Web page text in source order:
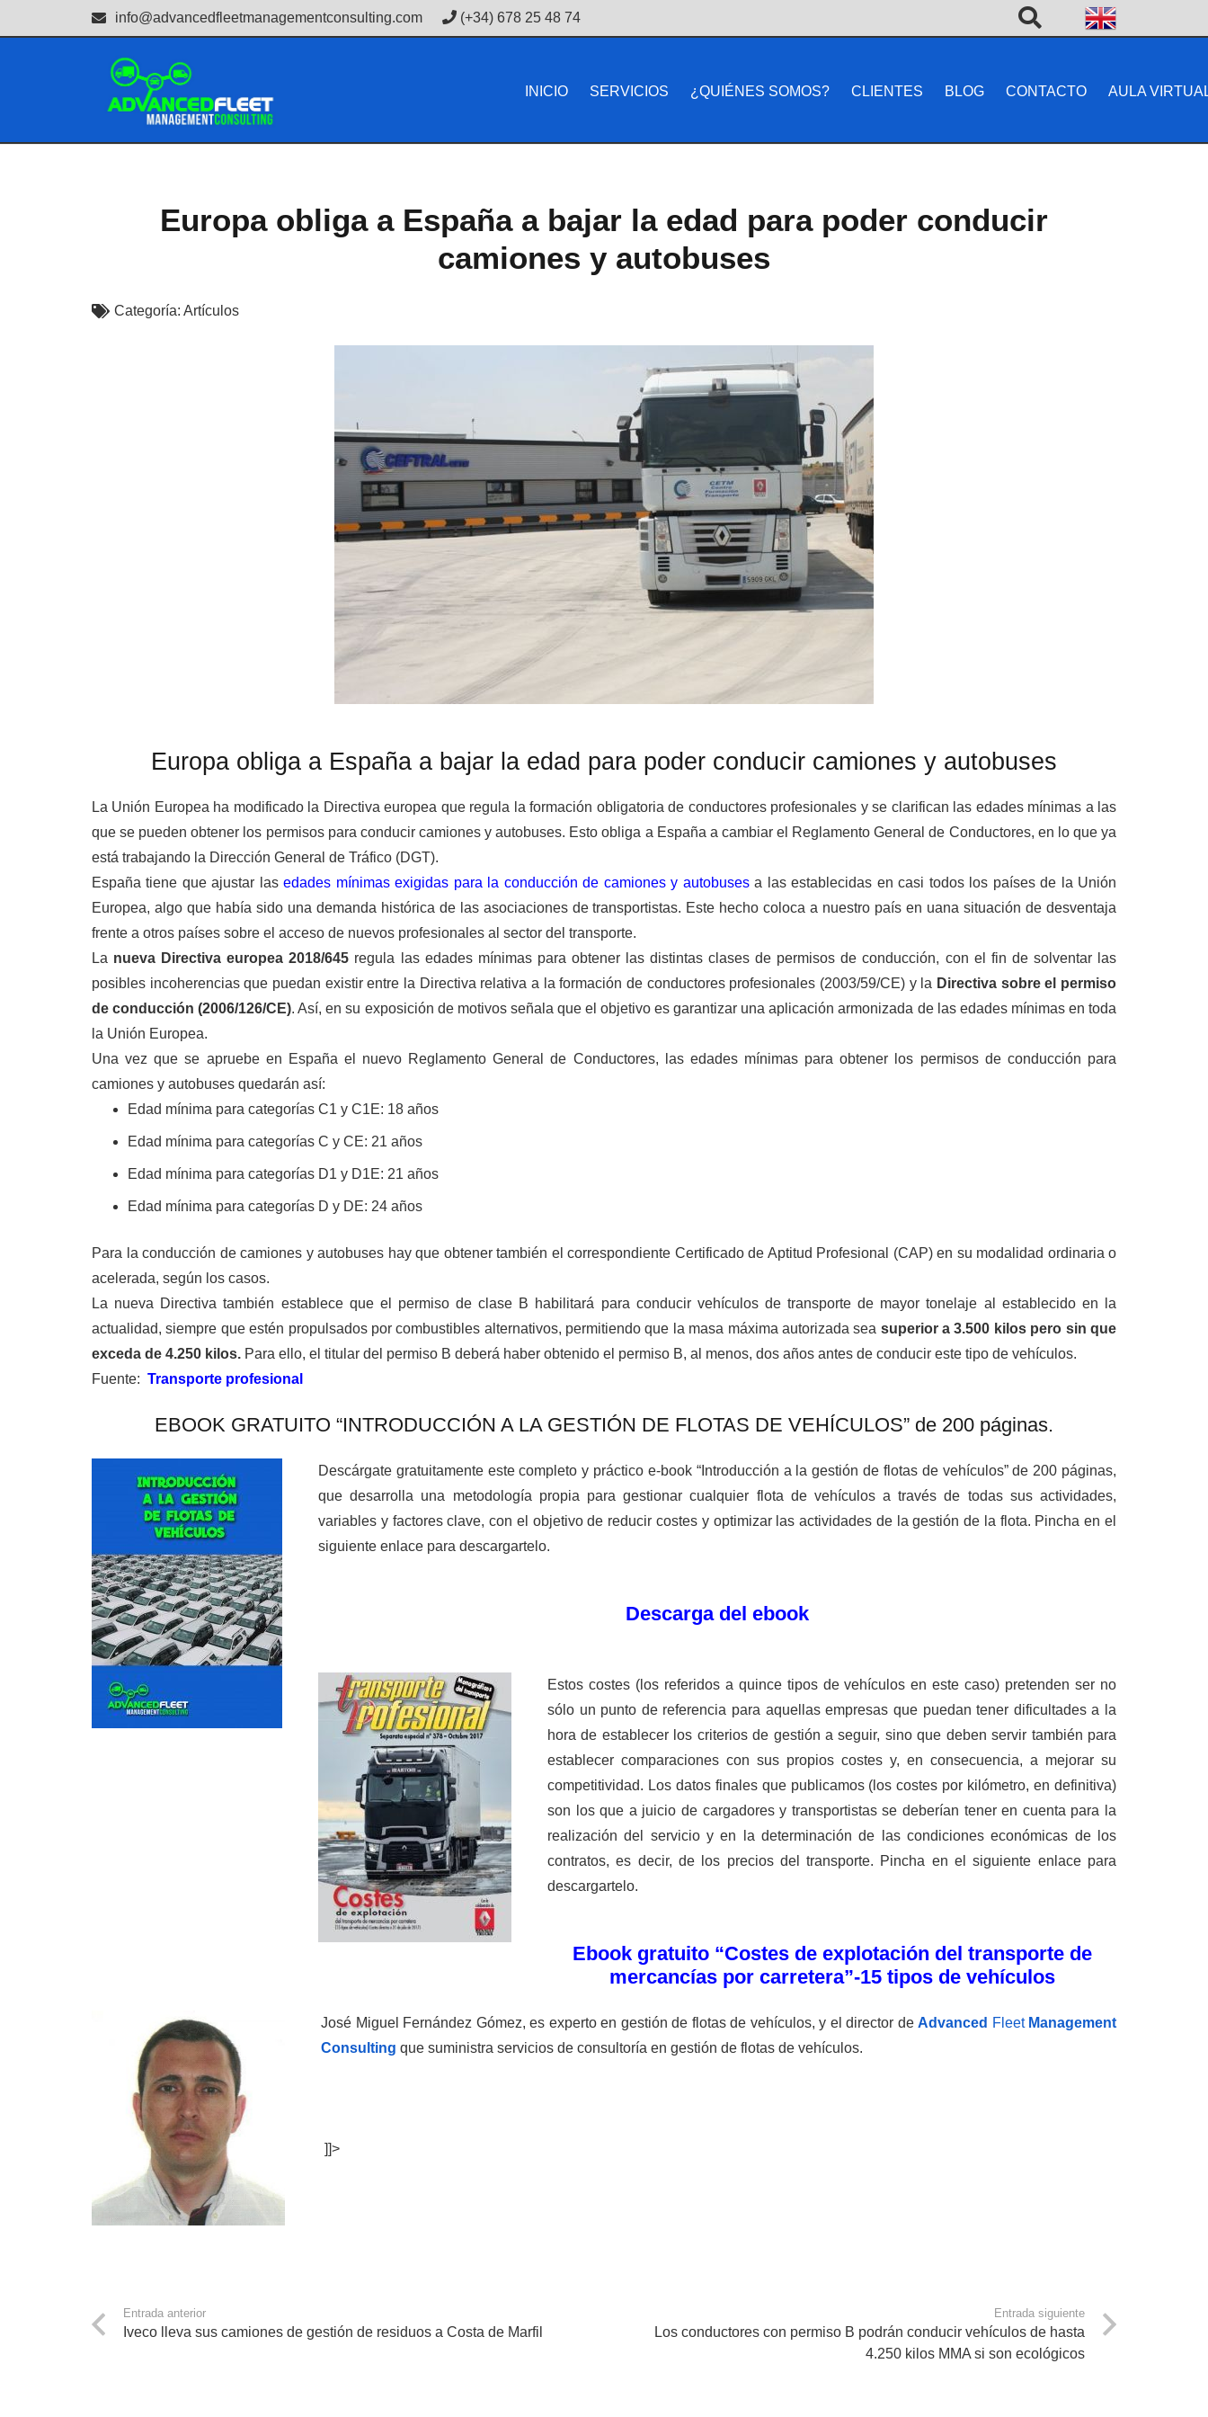
info@advancedfleetmanagementconsulting.com (+34) 678 25 48 74
INICIO SERVICIOS ¿QUIÉNES SOMOS? CLIENTES BLOG CONTACTO AULA
Europa obliga a España a bajar la edad para poder conducir
camiones y autobuses
Categoría: Artículos
Europa obliga a España a bajar la edad para poder conducir camiones y autobuses
La Unión Europea ha modificado la Directiva europea que regula la formación obligatoria de conductores profesionales y se clarifican las edades mínimas a las
que se pueden obtener los permisos para conducir camiones y autobuses. Esto obliga a España a cambiar el Reglamento General de Conductores, en lo que ya
está trabajando la Dirección General de Tráfico (DGT).
España tiene que ajustar las edades mínimas exigidas para la conducción de camiones y autobusesa las establecidas en casi todos los países de la Unión
Europea, algo que había sido una demanda histórica de las asociaciones de transportistas. Este hecho coloca a nuestro país en uana situación de desventaja
frente a otros países sobre el acceso de nuevos profesionales al sector del transporte.
La nueva Directiva europea 2018/645 regula las edades mínimas para obtener las distintas clases de permisos de conducción, con el fin de solventar las
posibles incoherencias que puedan existir entre la Directiva relativa a la formación de conductores profesionales (2003/59/CE) y la Directiva sobre el permiso
de conducción (2006/126/CE). Así, en su exposición de motivos señala que el objetivo es garantizar una aplicación armonizada de las edades mínimas en toda
la Unión Europea.
Una vez que se apruebe en España el nuevo Reglamento General de Conductores, las edades mínimas para obtener los permisos de conducción para
camiones y autobuses quedarán así:
Edad mínima para categorías C1 y C1E: 18 años
Edad mínima para categorías C y CE: 21 años
Edad mínima para categorías D1 y D1E: 21 años
Edad mínima para categorías D y DE: 24 años
Para la conducción de camiones y autobuses hay que obtener también el correspondiente Certificado de Aptitud Profesional (CAP) en su modalidad ordinaria o
acelerada, según los casos.
La nueva Directiva también establece que el permiso de clase B habilitará para conducir vehículos de transporte de mayor tonelaje al establecido en la
actualidad, siempre que estén propulsados por combustibles alternativos, permitiendo que la masa máxima autorizada sea superior a 3.500 kilos pero sin que
exceda de 4.250 kilos. Para ello, el titular del permiso B deberá haber obtenido el permiso B, al menos, dos años antes de conducir este tipo de vehículos.
Fuente: Transporte profesional
EBOOK GRATUITO “INTRODUCCIÓN A LA GESTIÓN DE FLOTAS DE VEHÍCULOS” de 200 páginas.
Descárgate gratuitamente este completo y práctico e-book “Introducción a la gestión de flotas de vehículos” de 200 páginas,
que desarrolla una metodología propia para gestionar cualquier flota de vehículos a través de todas sus actividades,
variables y factores clave, con el objetivo de reducir costes y optimizar las actividades de la gestión de la flota. Pincha en el
siguiente enlace para descargartelo.
Descarga del ebook
Estos costes (los referidos a quince tipos de vehículos en este caso) pretenden ser no
sólo un punto de referencia para aquellas empresas que puedan tener di­ficultades a la
hora de establecer los criterios de gestión a seguir, sino que deben servir también para
establecer comparaciones con sus propios costes y, en consecuencia, a mejorar su
competitividad. Los datos ­finales que publicamos (los costes por kilómetro, en definitiva)
son los que a juicio de cargadores y transportistas se deberían tener en cuenta para la
realización del servicio y en la determinación de las condiciones económicas de los
contratos, es decir, de los precios del transporte. Pincha en el siguiente enlace para
descargartelo.
Ebook gratuito “Costes de explotación del transporte de
mercancías por carretera”-15 tipos de vehículos
José Miguel Fernández Gómez, es experto en gestión de flotas de vehículos, y el director de Advanced FleetManagement
Consulting que suministra servicios de consultoría en gestión de flotas de vehículos.
]]>
Entrada anterior
Iveco lleva sus camiones de gestión de residuos a Costa de Marfil
Entrada siguiente
Los conductores con permiso B podrán conducir vehículos de hasta
4.250 kilos MMA si son ecológicos